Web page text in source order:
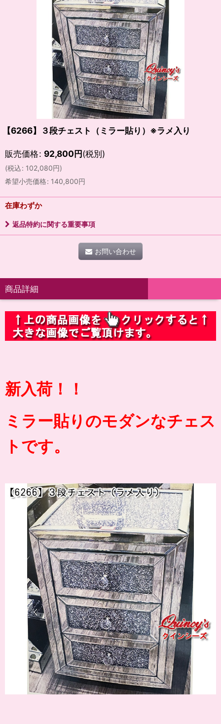
【6266】３段チェスト（ミラー貼り）※ラメ入り
販売価格: 92,800円(税別)
(税込: 102,080円)
希望小売価格: 140,800円
在庫わずか
返品特約に関する重要事項
お問い合わせ
商品詳細
新入荷！！
ミラー貼りのモダンなチェス
トです。